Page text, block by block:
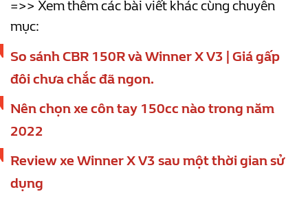
=>> Xem thêm các bài viết khác cùng chuyên
mục:
So sánh CBR 150R và Winner X V3 | Giá gấp
đôi chưa chắc đã ngon.
Nên chọn xe côn tay 150cc nào trong năm
2022
Review xe Winner X V3 sau một thời gian sử
dụng